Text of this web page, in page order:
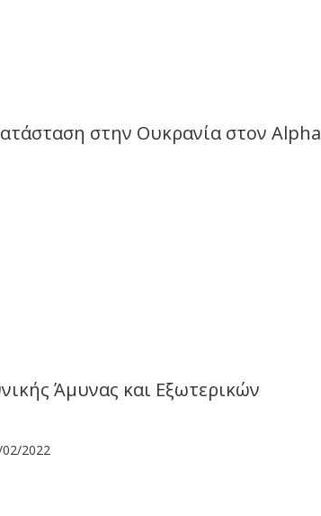
στην Ουκρανία στον Alpha
Άμυνας και Εξωτερικών
2022